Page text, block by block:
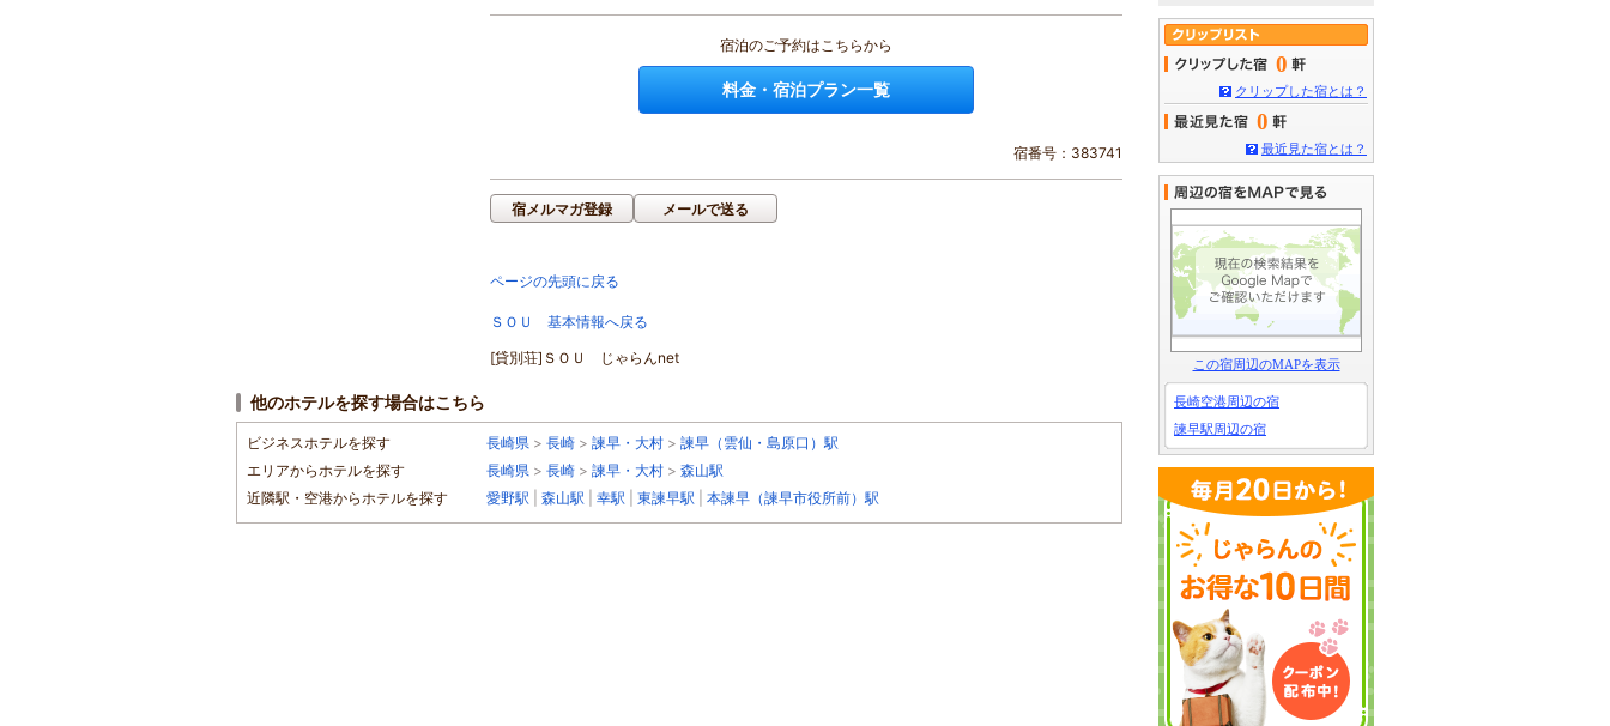
宿泊のご予約はこちらから
料金・宿泊プラン一覧
宿番号：383741
宿メルマガ登録 メールで送る
ページの先頭に戻る
ＳＯＵ 基本情報へ戻る
[貸別荘]ＳＯＵ じゃらんnet
他のホテルを探す場合はこちら
ビジネスホテルを探す 長崎県 > 長崎 > 諫早・大村 > 諫早（雲仙・島原口）駅
エリアからホテルを探す
長崎県 > 長崎 > 諫早・大村 > 森山駅
近隣駅・空港からホテルを探す
愛野駅 森山駅 幸駅 東諫早駅 本諫早（諫早市役所前）駅
0
クリップした宿とは？
0
最近見た宿とは？
この宿周辺のMAPを表示
長崎空港周辺の宿
諫早駅周辺の宿